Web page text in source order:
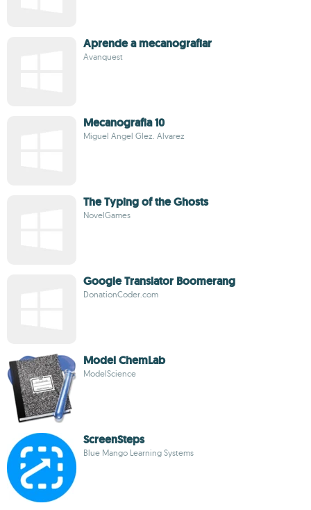
Aprende a mecanografiar
Avanquest
Mecanografia 10
Miguel Angel Glez. Alvarez
The Typing of the Ghosts
NovelGames
Google Translator Boomerang
DonationCoder.com
Model ChemLab
ModelScience
ScreenSteps
Blue Mango Learning Systems